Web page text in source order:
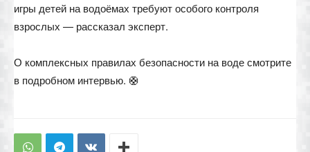
игры детей на водоёмах требуют особого контроля
взрослых — рассказал эксперт.
О комплексных правилах безопасности на воде смотрите
в подробном интервью. 🛟